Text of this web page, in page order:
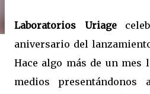
Laboratorios Uriage
aniversario del
Hace algo más de un mes
medios presentándonos